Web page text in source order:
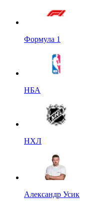
Формула 1
НБА
НХЛ
Александр Усик